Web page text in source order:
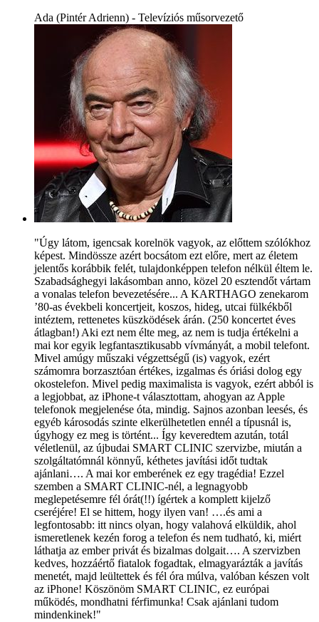
Ada (Pintér Adrienn) - Televíziós műsorvezető
"Úgy látom, igencsak korelnök vagyok, az előttem szólókhoz
képest. Mindössze azért bocsátom ezt előre, mert az életem
jelentős korábbik felét, tulajdonképpen telefon nélkül éltem le.
Szabadsághegyi lakásomban anno, közel 20 esztendőt vártam
a vonalas telefon bevezetésére... A KARTHAGO zenekarom
’80-as évekbeli koncertjeit, koszos, hideg, utcai fülkékből
intéztem, rettenetes küszködések árán. (250 koncertet éves
átlagban!) Aki ezt nem élte meg, az nem is tudja értékelni a
mai kor egyik legfantasztikusabb vívmányát, a mobil telefont.
Mivel amúgy műszaki végzettségű (is) vagyok, ezért
számomra borzasztóan értékes, izgalmas és óriási dolog egy
okostelefon. Mivel pedig maximalista is vagyok, ezért abból is
a legjobbat, az iPhone-t választottam, ahogyan az Apple
telefonok megjelenése óta, mindig. Sajnos azonban leesés, és
egyéb károsodás szinte elkerülhetetlen ennél a típusnál is,
úgyhogy ez meg is történt... Így keveredtem azután, totál
véletlenül, az újbudai SMART CLINIC szervizbe, miután a
szolgáltatómnál könnyű, kéthetes javítási időt tudtak
ajánlani…. A mai kor emberének ez egy tragédia! Ezzel
szemben a SMART CLINIC-nél, a legnagyobb
meglepetésemre fél órát(!!) ígértek a komplett kijelző
cseréjére! El se hittem, hogy ilyen van! ….és ami a
legfontosabb: itt nincs olyan, hogy valahová elküldik, ahol
ismeretlenek kezén forog a telefon és nem tudható, ki, miért
láthatja az ember privát és bizalmas dolgait…. A szervizben
kedves, hozzáértő fiatalok fogadtak, elmagyarázták a javítás
menetét, majd leültettek és fél óra múlva, valóban készen volt
az iPhone! Köszönöm SMART CLINIC, ez európai
működés, mondhatni férfimunka! Csak ajánlani tudom
mindenkinek!"